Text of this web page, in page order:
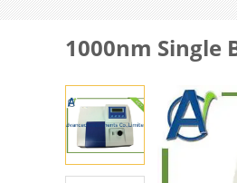
1000nm Single